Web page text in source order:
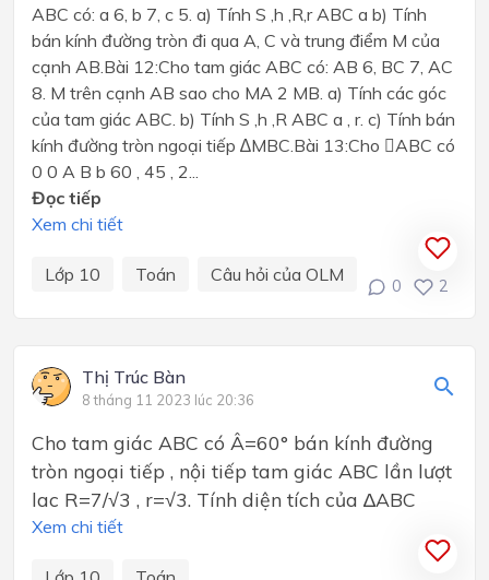
ABC có: a 6, b 7, c 5. a) Tính S ,h ,R,r ABC a b) Tính
bán kính đường tròn đi qua A, C và trung điểm M của
cạnh AB.Bài 12:Cho tam giác ABC có: AB 6, BC 7, AC
8. M trên cạnh AB sao cho MA 2 MB. a) Tính các góc
của tam giác ABC. b) Tính S ,h ,R ABC a , r. c) Tính bán
kính đường tròn ngoại tiếp ∆MBC.Bài 13:Cho ABC có
0 0 A B b 60 , 45 , 2...
Đọc tiếp
Xem chi tiết
Lớp 10 Toán Câu hỏi của OLM
0 2
Thị Trúc Bàn
8 tháng 11 2023 lúc 20:36
Cho tam giác ABC có Â=60° bán kính đường
tròn ngoại tiếp , nội tiếp tam giác ABC lần lượt
lac R=7/√3 , r=√3. Tính diện tích của ∆ABC
Xem chi tiết